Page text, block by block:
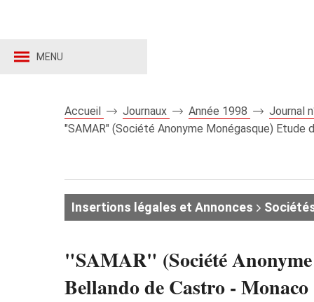
MENU
Accueil Journaux Année 1998
Journal
"SAMAR" (Société Anonyme Monégasque) Etude
Insertions légales et Annonces
"SAMAR" (Société
Bellando de Castro - Monaco